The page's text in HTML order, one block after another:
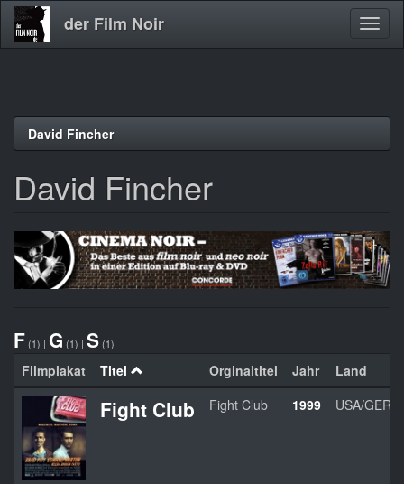
Direkt
der Film Noir
David Fincher
David Fincher
F (1) | G (1) | S (1)
Filmplakat Titel Orginaltitel Jahr Land
Fight Club Fight Club 1999 USA/GER